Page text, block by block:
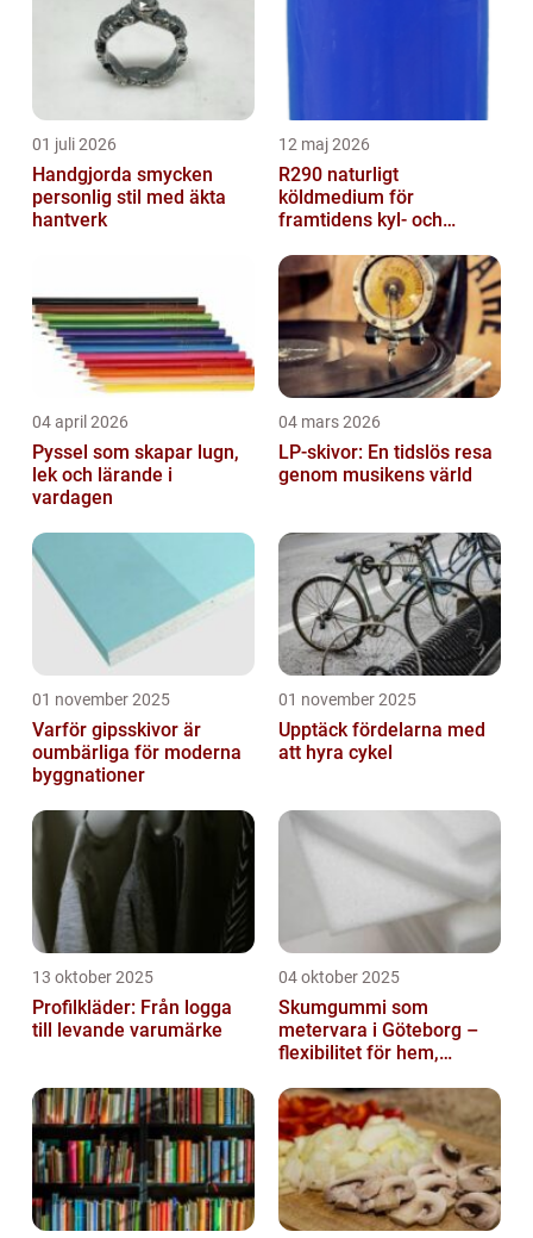
01 juli 2026
Handgjorda smycken
personlig stil med äkta
hantverk
12 maj 2026
R290 naturligt
köldmedium för
framtidens kyl- och
04 april 2026
Pyssel som skapar lugn,
lek och lärande i
vardagen
04 mars 2026
LP-skivor: En tidslös resa
genom musikens värld
01 november 2025
Varför gipsskivor är
oumbärliga för moderna
byggnationer
01 november 2025
Upptäck fördelarna med
att hyra cykel
13 oktober 2025
Profilkläder: Från logga
till levande varumärke
04 oktober 2025
Skumgummi som
metervara i Göteborg –
flexibilitet för hem,